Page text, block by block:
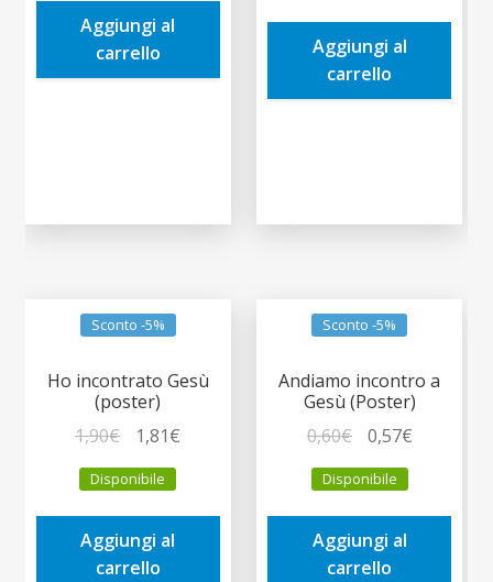
1,90€.
Aggiungi al
carrello
era:
1,90€.
è:
Aggiungi al
carrello
Sconto -5%
Ho incontrato Gesù
(poster)
1,90€
prezzo
originale
era:
1,90€.
1,81€
è:
Disponibile
Aggiungi al
carrello
Sconto -5%
Andiamo incontro a
Gesù (Poster)
0,60€
prezzo
originale
era:
0,60€.
0,57€Il
è:
Disponibile
Aggiungi al
carrello